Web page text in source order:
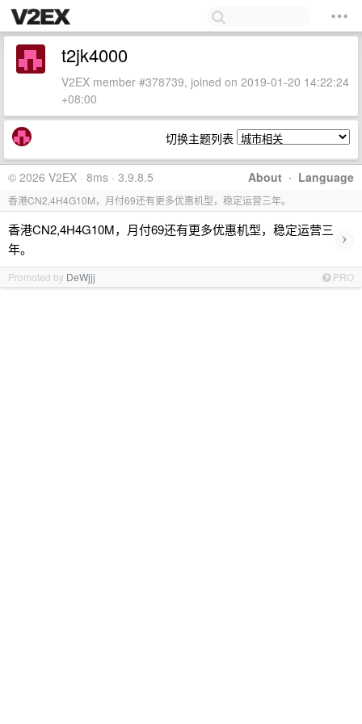
t2jk4000
V2EX member #378739, joined on 2019-01-20 14:22:24
+08:00
切换主题列表
About · Language
© 2026 V2EX · 8ms · 3.9.8.5
香港CN2,4H4G10M，月付69还有更多优惠机型，稳定运营三年。
香港CN2,4H4G10M，月付69还有更多优惠机型，稳定运营三
年。
›
Promoted by DeWjjj PRO